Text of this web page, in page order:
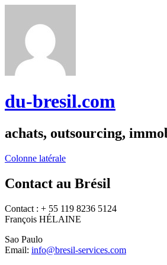
du-bresil.com
achats, outsourcing,
Colonne latérale
Contact au Brésil
Contact : + 55 119 8236 5124
François HÉLAINE
Sao Paulo
Email: info@bresil-services.com